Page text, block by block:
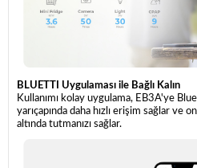
BLUETTI Uygulaması ile Bağlı Kalın
Kullanımı kolay uygulama, EB3A'ye
yarıçapında daha hızlı erişim sağlar ve
altında tutmanızı sağlar.